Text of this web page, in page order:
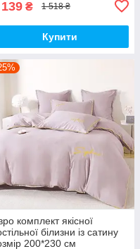
₴ 1 518 ₴
Купити
комплект якісної
білизни із сатину
200*230 см